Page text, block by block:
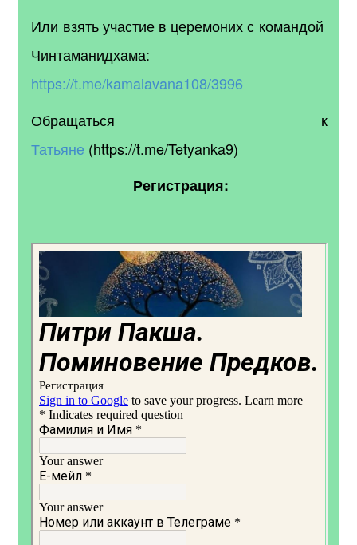
Или взять участие в церемоних с командой
Чинтаманидхама:
https://t.me/kamalavana108/3996
Обращаться к
Татьяне (https://t.me/Tetyanka9)
Регистрация: